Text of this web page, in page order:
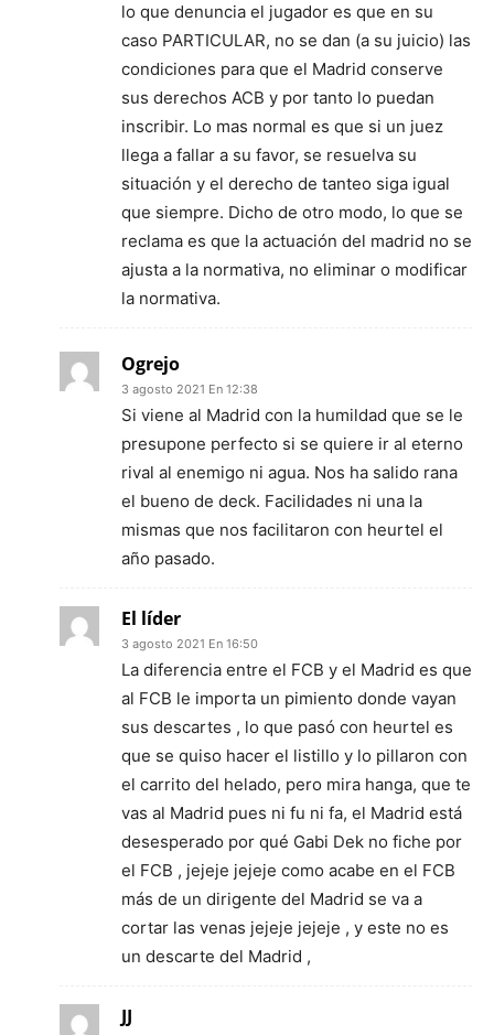
lo que denuncia el jugador es que en su
caso PARTICULAR, no se dan (a su juicio) las
condiciones para que el Madrid conserve
sus derechos ACB y por tanto lo puedan
inscribir. Lo mas normal es que si un juez
llega a fallar a su favor, se resuelva su
situación y el derecho de tanteo siga igual
que siempre. Dicho de otro modo, lo que se
reclama es que la actuación del madrid no se
ajusta a la normativa, no eliminar o modificar
la normativa.
Ogrejo
3 agosto 2021 En 12:38
Si viene al Madrid con la humildad que se le
presupone perfecto si se quiere ir al eterno
rival al enemigo ni agua. Nos ha salido rana
el bueno de deck. Facilidades ni una la
mismas que nos facilitaron con heurtel el
año pasado.
El líder
3 agosto 2021 En 16:50
La diferencia entre el FCB y el Madrid es que
al FCB le importa un pimiento donde vayan
sus descartes , lo que pasó con heurtel es
que se quiso hacer el listillo y lo pillaron con
el carrito del helado, pero mira hanga, que te
vas al Madrid pues ni fu ni fa, el Madrid está
desesperado por qué Gabi Dek no fiche por
el FCB , jejeje jejeje como acabe en el FCB
más de un dirigente del Madrid se va a
cortar las venas jejeje jejeje , y este no es
un descarte del Madrid ,
JJ